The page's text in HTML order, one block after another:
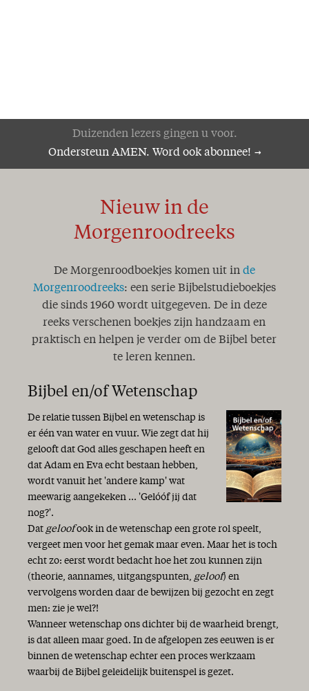
Duizenden lezers gingen u voor.
Ondersteun AMEN. Word ook abonnee!
Nieuw in de
Morgenroodreeks
De Morgenroodboekjes komen uit in de
Morgenroodreeks: een serie Bijbelstudieboekjes
die sinds 1960 wordt uitgegeven. De in deze
reeks verschenen boekjes zijn handzaam en
praktisch en helpen je verder om de Bijbel beter
te leren kennen.
Bijbel en/of Wetenschap
De relatie tussen Bijbel en wetenschap is
er één van water en vuur. Wie zegt dat hij
gelooft dat God alles geschapen heeft en
dat Adam en Eva echt bestaan hebben,
wordt vanuit het 'andere kamp' wat
meewarig aangekeken ... 'Gelóóf jij dat
nog?'.
Dat geloofook in de wetenschap een grote rol speelt,
vergeet men voor het gemak maar even. Maar het is toch
echt zo: eerst wordt bedacht hoe het zou kunnen zijn
(theorie, aannames, uitgangspunten, geloof) en
vervolgens worden daar de bewijzen bij gezocht en zegt
men: zie je wel?!
Wanneer wetenschap ons dichter bij de waarheid brengt,
is dat alleen maar goed. In de afgelopen zes eeuwen is er
binnen de wetenschap echter een proces werkzaam
waarbij de Bijbel geleidelijk buitenspel is gezet.